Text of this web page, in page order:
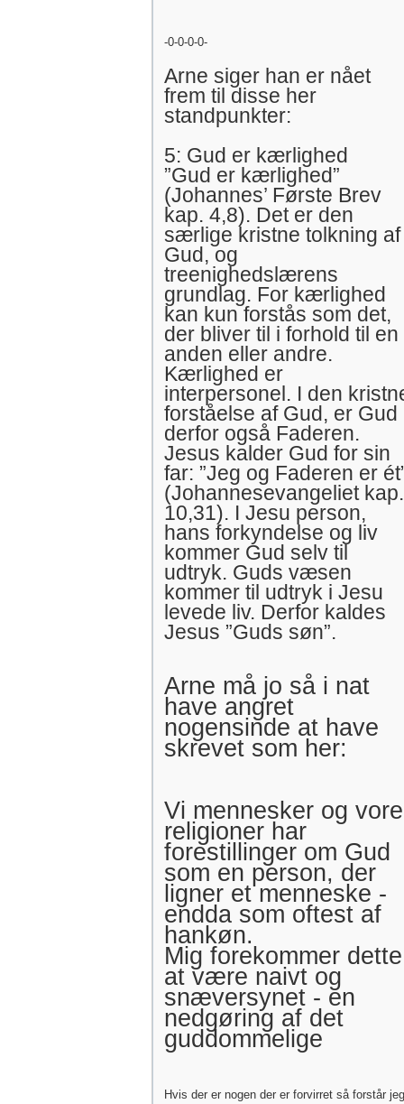
-0-0-0-0-
Arne siger han er nået
frem til disse her
standpunkter:
5: Gud er kærlighed
”Gud er kærlighed”
(Johannes’ Første Brev
kap. 4,8). Det er den
særlige kristne tolkning af
Gud, og
treenighedslærens
grundlag. For kærlighed
kan kun forstås som det,
der bliver til i forhold til en
anden eller andre.
Kærlighed er
interpersonel. I den
forståelse af Gud, er Gud
derfor også Faderen.
Jesus kalder Gud for sin
far: ”Jeg og Faderen er
(Johannesevangeliet kap.
10,31). I Jesu person,
hans forkyndelse og liv
kommer Gud selv til
udtryk. Guds væsen
kommer til udtryk i Jesu
levede liv. Derfor kaldes
Jesus ”Guds søn”.
Arne må jo så i nat
have angret
nogensinde at have
skrevet som her:
Vi mennesker og vore
religioner har
forestillinger om Gud
som en person, der
ligner et menneske -
endda som oftest af
hankøn.
Mig forekommer dette
at være naivt og
snæversynet - en
nedgøring af det
guddommelige
Hvis der er nogen der er forvirret så forstår jeg